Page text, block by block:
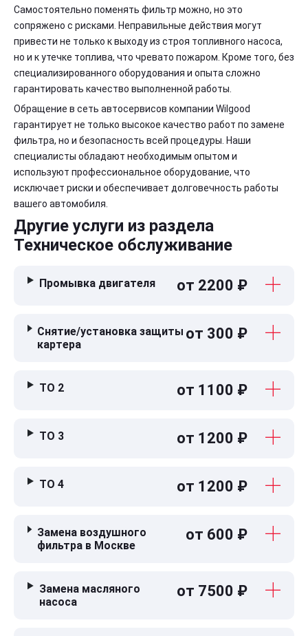
Самостоятельно поменять фильтр можно, но это
сопряжено с рисками. Неправильные действия могут
привести не только к выходу из строя топливного насоса,
но и к утечке топлива, что чревато пожаром. Кроме того, без
специализированного оборудования и опыта сложно
гарантировать качество выполненной работы.
Обращение в сеть автосервисов компании Wilgood
гарантирует не только высокое качество работ по замене
фильтра, но и безопасность всей процедуры. Наши
специалисты обладают необходимым опытом и
используют профессиональное оборудование, что
исключает риски и обеспечивает долговечность работы
вашего автомобиля.
Другие услуги из раздела
Техническое обслуживание
Промывка двигателя от 2200 ₽
Снятие/установка защиты
картера
от 300 ₽
ТО 2 от 1100 ₽
ТО 3 от 1200 ₽
ТО 4 от 1200 ₽
Замена воздушного
фильтра в Москве
от 600 ₽
Замена масляного
насоса
от 7500 ₽